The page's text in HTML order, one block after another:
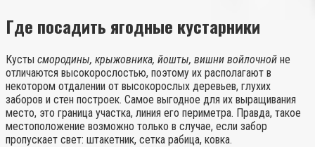
Где посадить ягодные кустарники
Кусты смородины, крыжовника, йошты, вишни войлочной не
отличаются высокорослостью, поэтому их располагают в
некотором отдалении от высокорослых деревьев, глухих
заборов и стен построек. Самое выгодное для их выращивания
место, это граница участка, линия его периметра. Правда, такое
местоположение возможно только в случае, если забор
пропускает свет: штакетник, сетка рабица, ковка.